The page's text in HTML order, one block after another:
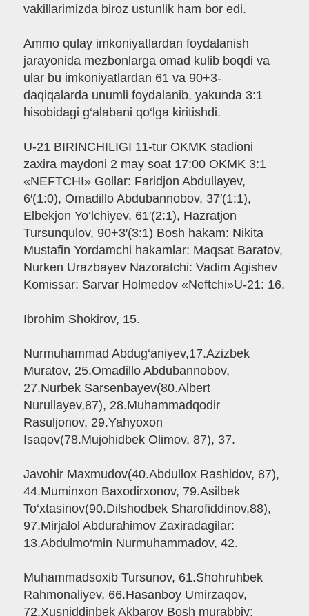
vakillarimizda biroz ustunlik ham bor edi.
Ammo qulay imkoniyatlardan foydalanish
jarayonida mezbonlarga omad kulib boqdi va
ular bu imkoniyatlardan 61 va 90+3-
daqiqalarda unumli foydalanib, yakunda 3:1
hisobidagi g‘alabani qo‘lga kiritishdi.
U-21 BIRINCHILIGI 11-tur OKMK stadioni
zaxira maydoni 2 may soat 17:00 OKMK 3:1
«NEFTCHI» Gollar: Faridjon Abdullayev,
6′(1:0), Omadillo Abdubannobov, 37′(1:1),
Elbekjon Yo‘lchiyev, 61′(2:1), Hazratjon
Tursunqulov, 90+3′(3:1) Bosh hakam: Nikita
Mustafin Yordamchi hakamlar: Maqsat Baratov,
Nurken Urazbayev Nazoratchi: Vadim Agishev
Komissar: Sarvar Holmedov «Neftchi»U-21: 16.
Ibrohim Shokirov, 15.
Nurmuhammad Abdug‘aniyev,17.Azizbek
Muratov, 25.Omadillo Abdubannobov,
27.Nurbek Sarsenbayev(80.Albert
Nurullayev,87), 28.Muhammadqodir
Rasuljonov, 29.Yahyoxon
Isaqov(78.Mujohidbek Olimov, 87), 37.
Javohir Maxmudov(40.Abdullox Rashidov, 87),
44.Muminxon Baxodirxonov, 79.Asilbek
To‘xtasinov(90.Dilshodbek Sharofiddinov,88),
97.Mirjalol Abdurahimov Zaxiradagilar:
13.Abdulmo‘min Nurmuhammadov, 42.
Muhammadsoxib Tursunov, 61.Shohruhbek
Rahmonaliyev, 66.Hasanboy Umirzaqov,
72.Xusniddinbek Akbarov Bosh murabbiy: